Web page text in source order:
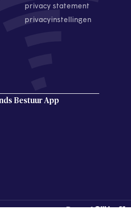
privacy statement
privacyinstellingen
Bestuur App